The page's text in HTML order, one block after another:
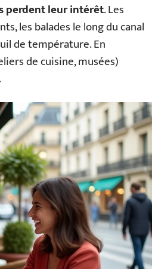
perdent leur intérêt. Les
les balades le long du canal
de température. En
de cuisine, musées)